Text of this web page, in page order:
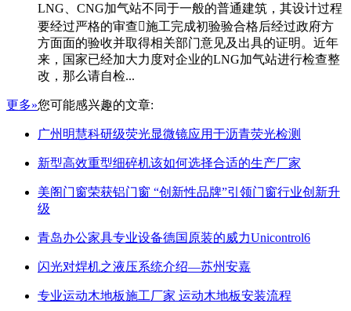
LNG、CNG加气站不同于一般的普通建筑，其设计过程
要经过严格的审查施工完成初验验合格后经过政府方
方面面的验收并取得相关部门意见及出具的证明。近年
来，国家已经加大力度对企业的LNG加气站进行检查整
改，那么请自检...
更多»您可能感兴趣的文章:
广州明慧科研级荧光显微镜应用于沥青荧光检测
新型高效重型细碎机该如何选择合适的生产厂家
美阁门窗荣获铝门窗 “创新性品牌”引领门窗行业创新升
级
青岛办公家具专业设备德国原装的威力Unicontrol6
闪光对焊机之液压系统介绍—苏州安嘉
专业运动木地板施工厂家 运动木地板安装流程